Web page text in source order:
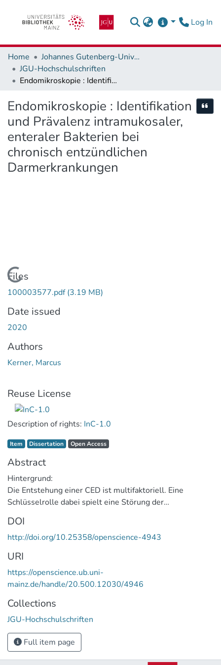
Log In
Home
Johannes Gutenberg-Universität Mainz
JGU-Hochschulschriften
Endomikroskopie : Identifikation und Prävalenz intramukosaler, enteraler Bakterien bei chronisch entzündlichen Darmerkrankungen
Endomikroskopie : Identifikation
und Prävalenz intramukosaler,
enteraler Bakterien bei
chronisch entzündlichen
Darmerkrankungen
Loading...
Files
100003577.pdf(3.19 MB)
Date issued
2020
Authors
Kerner, Marcus
Reuse License
Description of rights: InC-1.0
Item type:
Item, Dissertation Access status:
Open Access,
Abstract
Hintergrund:
Die Entstehung einer CED ist multifaktoriell. Eine
Schlüsselrolle dabei spielt eine Störung der
Konsequenz, dass sich Darmbakterien auf der Darmwand
ansiedeln können und dort eine krankhafte
Immunreaktion auslösen. Mittels der
Laserendomikroskopie gelingt es, diese intramukosal
gelegenen Bakterien darzustellen und deren Häufung im
Zusammenhang mit den wichtigsten Krankheitsbildern
der CED, dem Morbus Crohn und der Colitis ulcerosa, zu
untersuchen.
Methode:
Zur Datenerhebung erfolgte die Beurteilung der
DOI
http://doi.org/10.25358/openscience-4943
URI
https://openscience.ub.uni-
mainz.de/handle/20.500.12030/4946
Collections
JGU-Hochschulschriften
Full item page